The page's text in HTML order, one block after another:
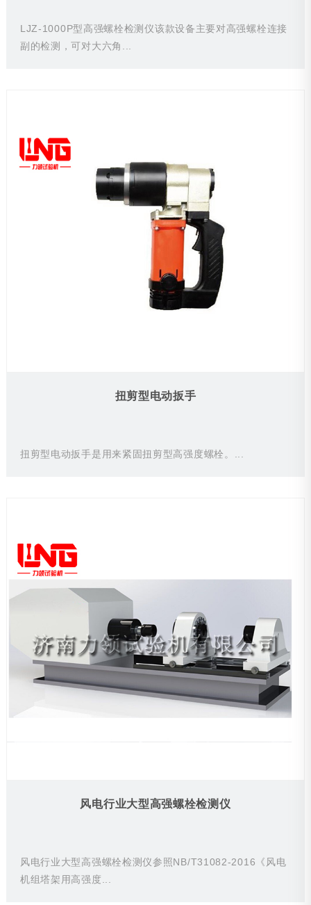
LJZ-1000P型高强螺栓检测仪该款设备主要对高强螺栓连接
副的检测，可对大六角...
扭剪型电动扳手
扭剪型电动扳手是用来紧固扭剪型高强度螺栓。...
风电行业大型高强螺栓检测仪
风电行业大型高强螺栓检测仪参照NB/T31082-2016《风电
机组塔架用高强度...